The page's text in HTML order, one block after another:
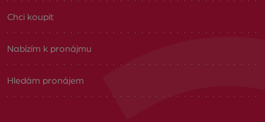
Chci koupit
Nabízím k pronájmu
Hledám pronájem